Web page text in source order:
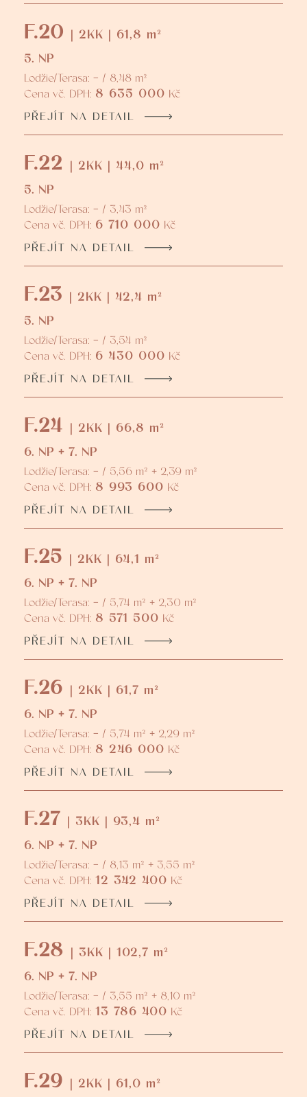
F.20 | 2KK | 61,8 m²
5. NP
Lodžie/Terasa: - / 8,48 m²
Cena vč. DPH: 8 635 000 Kč
PŘEJÍT NA DETAIL
F.22
| 2KK | 44,0 m²
5. NP
Lodžie/Terasa: - / 3,43 m²
Cena vč. DPH: 6 710 000 Kč
PŘEJÍT NA DETAIL
F.23 | 2KK | 42,4 m²
5. NP
Lodžie/Terasa: - / 3,54 m²
Cena vč. DPH: 6 430 000 Kč
PŘEJÍT NA DETAIL
F.24 | 2KK | 66,8 m²
6. NP + 7. NP
Lodžie/Terasa: - / 5,56 m² + 2,39 m²
Cena vč. DPH: 8 993 600 Kč
PŘEJÍT NA DETAIL
F.25 | 2KK | 64,1 m²
6. NP + 7. NP
Lodžie/Terasa: - / 5,74 m² + 2,30 m²
Cena vč. DPH: 8 571 500 Kč
PŘEJÍT NA DETAIL
F.26 | 2KK | 61,7 m²
6. NP + 7. NP
Lodžie/Terasa: - / 5,74 m² + 2,29 m²
Cena vč. DPH: 8 246 000 Kč
PŘEJÍT NA DETAIL
F.27 | 3KK | 93,4 m²
6. NP + 7. NP
Lodžie/Terasa: - / 8,13 m² + 3,55 m²
Cena vč. DPH: 12 342 400 Kč
PŘEJÍT NA DETAIL
F.28 | 3KK | 102,7 m²
6. NP + 7. NP
Lodžie/Terasa: - / 3,55 m² + 8,10 m²
Cena vč. DPH: 13 786 400 Kč
PŘEJÍT NA DETAIL
F.29 | 2KK | 61,0 m²